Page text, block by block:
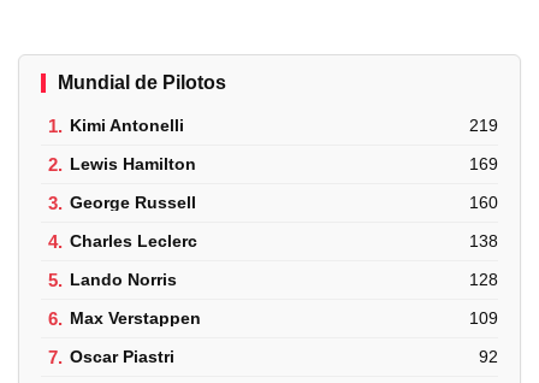
Mundial de Pilotos
1. Kimi Antonelli 219
2. Lewis Hamilton 169
3. George Russell 160
4. Charles Leclerc 138
5. Lando Norris 128
6. Max Verstappen 109
7. Oscar Piastri 92